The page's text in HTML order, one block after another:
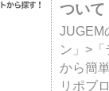
ついて
JUGEM
ン」>
から簡
リポブ